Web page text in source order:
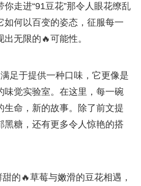
走进“91豆花”那令人眼花缭乱
如何以百变的姿态，征服每一
无限的🔥可能性。
足于提供一种口味，它更像是
味觉实验室。在这里，每一碗
生命，新的故事。除了前文提
黑糖，还有更多令人惊艳的搭
的🔥草莓与嫩滑的豆花相遇，